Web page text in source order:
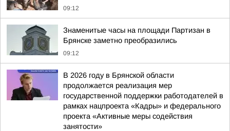
09:12
Знаменитые часы на площади Партизан в
Брянске заметно преобразились
09:12
В 2026 году в Брянской области
продолжается реализация мер
государственной поддержки работодателей в
рамках нацпроекта «Кадры» и федерального
проекта «Активные меры содействия
занятости»